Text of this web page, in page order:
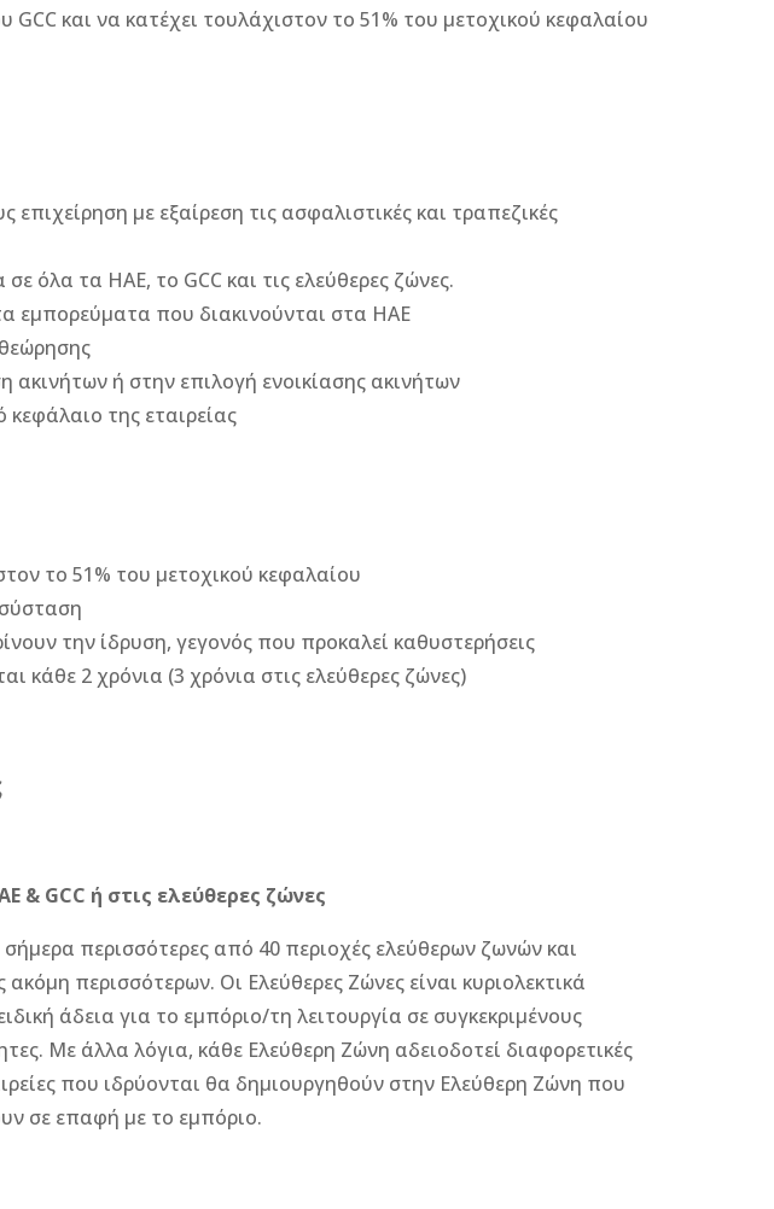
και να κατέχει τουλάχιστον το 51% του μετοχικού κεφαλαίου
επιχείρηση με εξαίρεση τις ασφαλιστικές και τραπεζικές
όλα τα ΗΑΕ, το GCC και τις ελεύθερες ζώνες.
εμπορεύματα που διακινούνται στα ΗΑΕ
ακινήτων ή στην επιλογή ενοικίασης ακινήτων
κεφάλαιο της εταιρείας
το 51% του μετοχικού κεφαλαίου
την ίδρυση, γεγονός που προκαλεί καθυστερήσεις
κάθε 2 χρόνια (3 χρόνια στις ελεύθερες ζώνες)
& GCC ή στις ελεύθερες ζώνες
περισσότερες από 40 περιοχές ελεύθερων ζωνών και
περισσότερων. Οι Ελεύθερες Ζώνες είναι κυριολεκτικά
άδεια για το εμπόριο/τη λειτουργία σε συγκεκριμένους
Με άλλα λόγια, κάθε Ελεύθερη Ζώνη αδειοδοτεί διαφορετικές
που ιδρύονται θα δημιουργηθούν στην Ελεύθερη Ζώνη που
σε επαφή με το εμπόριο.